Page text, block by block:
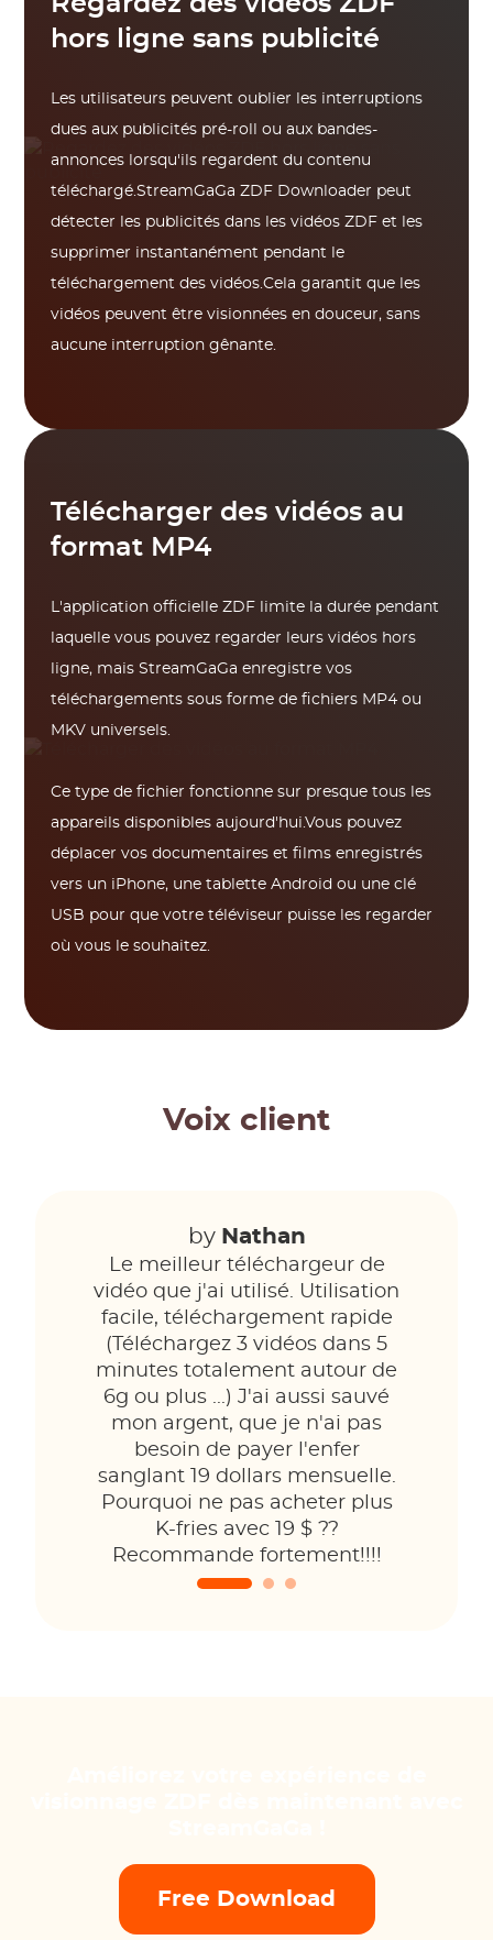
hors ligne sans publicité
Les utilisateurs peuvent oublier les interruptions
dues aux publicités pré-roll ou aux bandes-
annonces lorsqu'ils regardent du contenu
téléchargé.StreamGaGa ZDF Downloader peut
détecter les publicités dans les vidéos ZDF et les
supprimer instantanément pendant le
téléchargement des vidéos.Cela garantit que les
vidéos peuvent être visionnées en douceur, sans
aucune interruption gênante.
Télécharger des vidéos au
format MP4
L'application officielle ZDF limite la durée pendant
laquelle vous pouvez regarder leurs vidéos hors
ligne, mais StreamGaGa enregistre vos
téléchargements sous forme de fichiers MP4 ou
MKV universels.
Ce type de fichier fonctionne sur presque tous les
appareils disponibles aujourd'hui.Vous pouvez
déplacer vos documentaires et films enregistrés
vers un iPhone, une tablette Android ou une clé
USB pour que votre téléviseur puisse les regarder
où vous le souhaitez.
Voix client
by Nathan
Le meilleur téléchargeur de
vidéo que j'ai utilisé. Utilisation
facile, téléchargement rapide
(Téléchargez 3 vidéos dans 5
minutes totalement autour de
6g ou plus ...) J'ai aussi sauvé
mon argent, que je n'ai pas
besoin de payer l'enfer
sanglant 19 dollars mensuelle.
Pourquoi ne pas acheter plus
K-fries avec 19 $ ??
Recommande fortement!!!!
Free Download